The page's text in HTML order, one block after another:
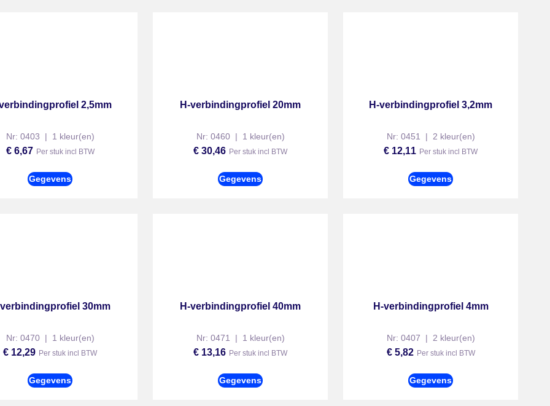
2,5mm
Nr: 0403 | 1 kleur(en)
€6,67 Per stuk incl BTW
Gegevens
H-verbindingprofiel 20mm
Nr: 0460 | 1 kleur(en)
€ 30,46 Per stuk incl BTW
Gegevens
H-verbindingprofiel 3,2mm
Nr: 0451 | 2 kleur(en)
€ 12,11 Per stuk incl BTW
Gegevens
30mm
Nr: 0470 | 1 kleur(en)
€ 12,29 Per stuk incl BTW
Gegevens
H-verbindingprofiel 40mm
Nr: 0471 | 1 kleur(en)
€ 13,16 Per stuk incl BTW
Gegevens
H-verbindingprofiel 4mm
Nr: 0407 | 2 kleur(en)
€5,82 Per stuk incl BTW
Gegevens